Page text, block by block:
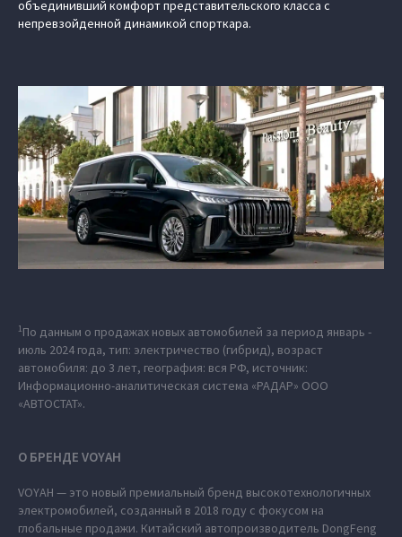
объединивший комфорт представительского класса с
непревзойденной динамикой спорткара.
1По данным о продажах новых автомобилей за период январь -
июль 2024 года, тип: электричество (гибрид), возраст
автомобиля: до 3 лет, география: вся РФ, источник:
Информационно-аналитическая система «РАДАР» ООО
«АВТОСТАТ».
О БРЕНДЕ VOYAH
VOYAH — это новый премиальный бренд высокотехнологичных
электромобилей, созданный в 2018 году с фокусом на
глобальные продажи. Китайский автопроизводитель DongFeng